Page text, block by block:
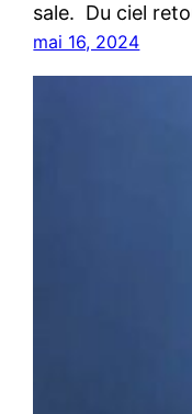
sale. Du ciel
mai 16, 2024